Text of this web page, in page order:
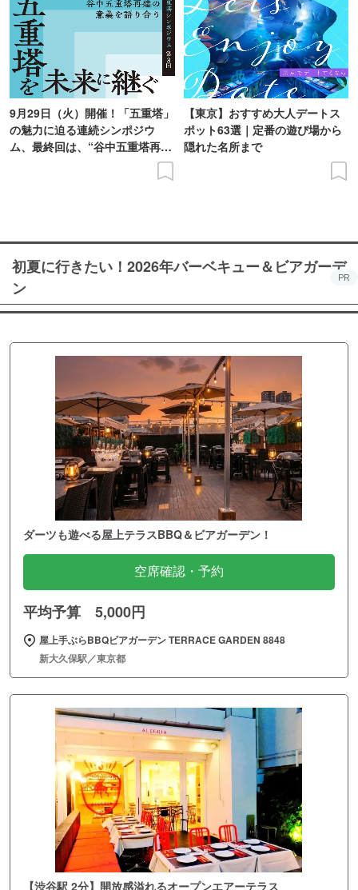
9月29日（火）開催！「五重塔」
の魅力に迫る連続シンポジウ
ム、最終回は、“谷中五重塔再建
【東京】おすすめ大人デートス
ポット63選｜定番の遊び場から
隠れた名所まで
初夏に行きたい！2026年バーベキュー＆ビアガーデ
ン
PR
ダーツも遊べる屋上テラスBBQ＆ビアガーデン！
空席確認・予約
平均予算 5,000円
屋上手ぶらBBQビアガーデン TERRACE GARDEN 8848
新大久保駅／東京都
【渋谷駅 2分】開放感溢れるオープンエアーテラス